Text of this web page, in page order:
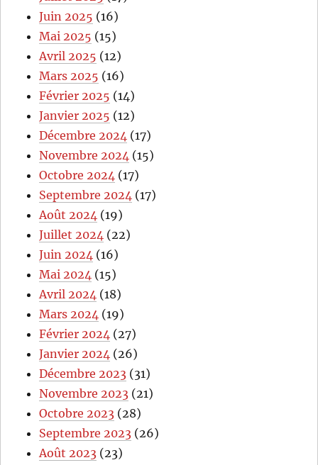
Juin 2025 (16)
Mai 2025 (15)
Avril 2025 (12)
Mars 2025 (16)
Février 2025 (14)
Janvier 2025 (12)
Décembre 2024 (17)
Novembre 2024 (15)
Octobre 2024 (17)
Septembre 2024 (17)
Août 2024 (19)
Juillet 2024 (22)
Juin 2024 (16)
Mai 2024 (15)
Avril 2024 (18)
Mars 2024 (19)
Février 2024 (27)
Janvier 2024 (26)
Décembre 2023 (31)
Novembre 2023 (21)
Octobre 2023 (28)
Septembre 2023 (26)
Août 2023 (23)